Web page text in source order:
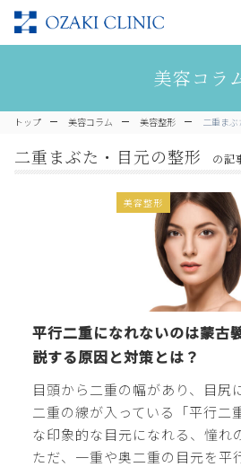
美容
美容コラ
トップ 美容コラム 美容整形 二重ま
二重まぶた・目元の整形 の記
美容整形
平行二重になれないのは蒙古
説する原因と対策とは？
目頭から二重の幅があり、目尻
二重の線が入っている「平行二
な印象的な目元になれる、憧れ
ただ、一重や奥二重の目元を平